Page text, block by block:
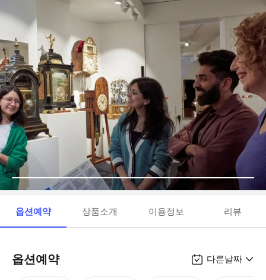
옵션예약 상품소개 이용정보 리뷰
옵션예약 다른날짜